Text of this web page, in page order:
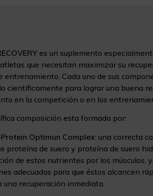
es un suplemento
que necesitan maximizar su
entrenamiento. Cada uno de sus
científicamente para lograr una buena
en la competición o en los
composición esta formada por:
Optimun Complex: una correcta
proteína de suero y proteína de suero
de estos nutrientes por los músculos,
adecuadas para que éstos alcancen
una recuperación inmediata.